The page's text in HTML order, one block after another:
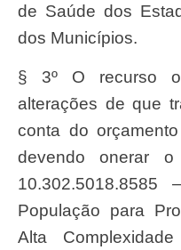
de Saúde dos
dos Municípios.
§ 3º O recurso
alterações de que
conta do
devendo onerar o
População para
Alta